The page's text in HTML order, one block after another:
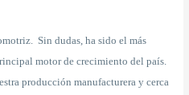
Sin dudas, ha sido el más
motor de crecimiento del país.
producción manufacturera y cerca